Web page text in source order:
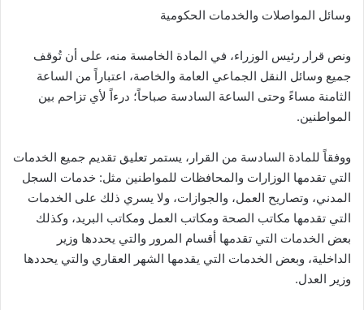
وسائل المواصلات والخدمات الحكومية
ونص قرار رئيس الوزراء، في المادة الخامسة منه، على أن تُوقف
جميع وسائل النقل الجماعي العامة والخاصة، اعتباراً من الساعة
الثامنة مساءً وحتى الساعة السادسة صباحاً؛ درءاً لأي تزاحم بين
المواطنين.
ووفقاً للمادة السادسة من القرار، يستمر تعليق تقديم جميع الخدمات
التي تقدمها الوزارات والمحافظات للمواطنين مثل: خدمات السجل
المدني، وتصاريح العمل، والجوازات، ولا يسري ذلك على الخدمات
التي تقدمها مكاتب الصحة ومكاتب العمل ومكاتب البريد، وكذلك
بعض الخدمات التي تقدمها أقسام المرور والتي يحددها وزير
الداخلية، وبعض الخدمات التي يقدمها الشهر العقاري والتي يحددها
وزير العدل.